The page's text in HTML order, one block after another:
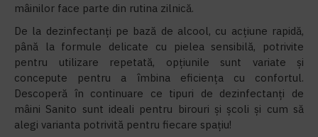
mâinilor face parte din rutina zilnică.
De la dezinfectanți pe bază de alcool, cu acțiune rapidă,
până la formule delicate cu pielea sensibilă, potrivite
pentru utilizare repetată, opțiunile sunt variate și
concepute pentru a îmbina eficiența cu confortul.
Descoperă în continuare ce tipuri de dezinfectanți de
mâini Sanito sunt ideali pentru birouri și școli și cum să
alegi varianta potrivită pentru fiecare spațiu!